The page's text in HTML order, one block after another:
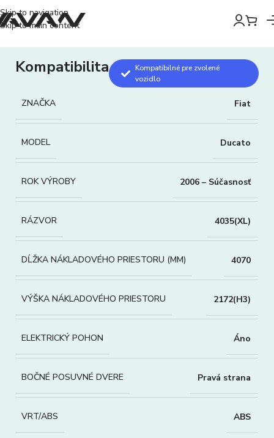
Skip to navigation
Skip to main content
Kompatibilita
Kompatibilné pre zvolené
vozidlo
ZNAČKA Fiat
MODEL Ducato
ROK VÝROBY 2006 – Súčasnosť
RÁZVOR 4035(XL)
DĹŽKA NÁKLADOVÉHO PRIESTORU (MM) 4070
VÝŠKA NÁKLADOVÉHO PRIESTORU 2172(H3)
ELEKTRICKÝ POHON Áno
BOČNÉ POSUVNÉ DVERE Pravá strana
VRT/ABS ABS